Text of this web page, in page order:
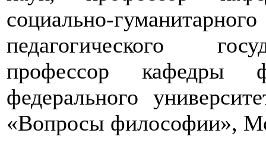
социально-
педагогического
профессор кафедры
федерального
«Вопросы философии»,